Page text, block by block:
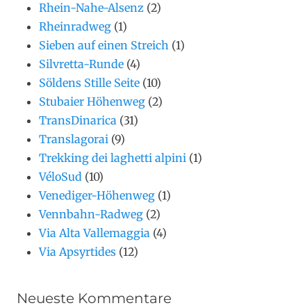
Rhein-Nahe-Alsenz (2)
Rheinradweg (1)
Sieben auf einen Streich (1)
Silvretta-Runde (4)
Söldens Stille Seite (10)
Stubaier Höhenweg (2)
TransDinarica (31)
Translagorai (9)
Trekking dei laghetti alpini (1)
VéloSud (10)
Venediger-Höhenweg (1)
Vennbahn-Radweg (2)
Via Alta Vallemaggia (4)
Via Apsyrtides (12)
Neueste Kommentare